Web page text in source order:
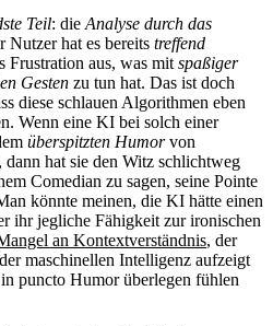
Teil: die Analyse durch das
Nutzer hat es bereits treffend
Frustration aus, was mit spaßiger
Gesten zu tun hat. Das ist doch
diese schlauen Algorithmen eben
Wenn eine KI bei solch einer
überspitzten Humorvon
hat sie den Witz schlichtweg
Comedian zu sagen, seine Pointe
könnte meinen, die KI hätte einen
ihr jegliche Fähigkeit zur ironischen
an Kontextverständnis, der
maschinellen Intelligenz aufzeigt
puncto Humor überlegen fühlen